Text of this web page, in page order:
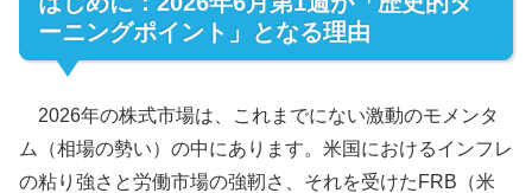
ーニングポイント」となる理由
2026年の株式市場は、これまでにない激動のモメンタ
ム（相場の勢い）の中にあります。米国におけるインフレ
の粘り強さと労働市場の強靭さ、それを受けたFRB（米